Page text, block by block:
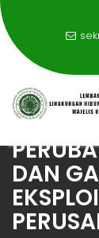
Skip
content
DAN